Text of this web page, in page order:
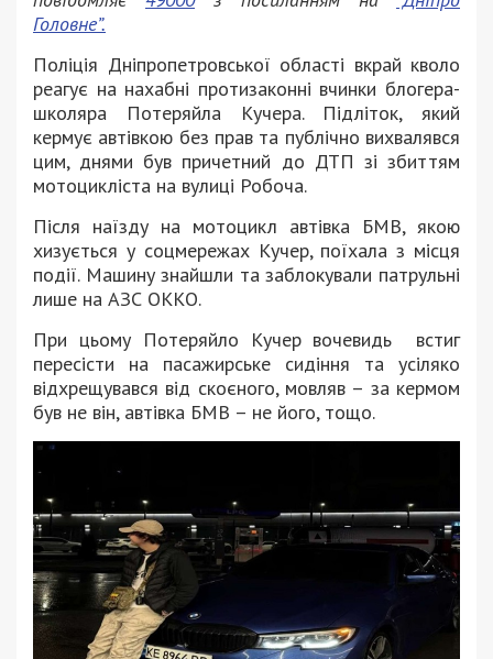
Головне”.
Поліція Дніпропетровської області вкрай кволо
реагує на нахабні протизаконні вчинки блогера-
школяра Потеряйла Кучера. Підліток, який
кермує автівкою без прав та публічно вихвалявся
цим, днями був причетний до ДТП зі збиттям
мотоцикліста на вулиці Робоча.
Після наїзду на мотоцикл автівка БМВ, якою
хизується у соцмережах Кучер, поїхала з місця
події. Машину знайшли та заблокували патрульні
лише на АЗС ОККО.
При цьому Потеряйло Кучер вочевидь встиг
пересісти на пасажирське сидіння та усіляко
відхрещувався від скоєного, мовляв – за кермом
був не він, автівка БМВ – не його, тощо.